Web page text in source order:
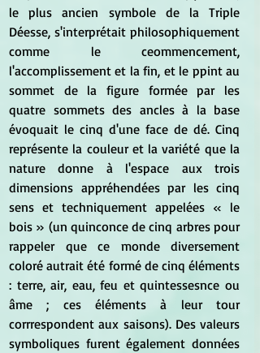
le plus ancien symbole de la Triple
Déesse, s'interprétait philosophiquement
comme le ceommencement,
l'accomplissement et la fin, et le ppint au
sommet de la figure formée par les
quatre sommets des ancles à la base
évoquait le cinq d'une face de dé. Cinq
représente la couleur et la variété que la
nature donne à l'espace aux trois
dimensions appréhendées par les cinq
sens et techniquement appelées « le
bois » (un quinconce de cinq arbres pour
rappeler que ce monde diversement
coloré autrait été formé de cinq éléments
: terre, air, eau, feu et quintessesnce ou
âme ; ces éléments à leur tour
corrrespondent aux saisons). Des valeurs
symboliques furent également données